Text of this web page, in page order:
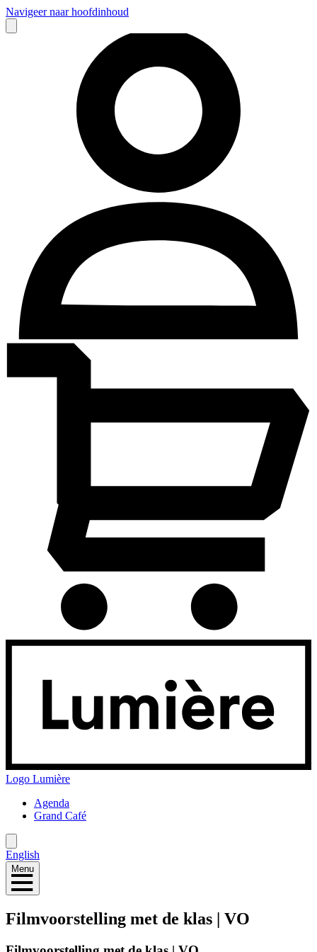
Navigeer naar hoofdinhoud
Logo Lumière
Agenda
Grand Café
English
Menu
Filmvoorstelling met de klas | VO